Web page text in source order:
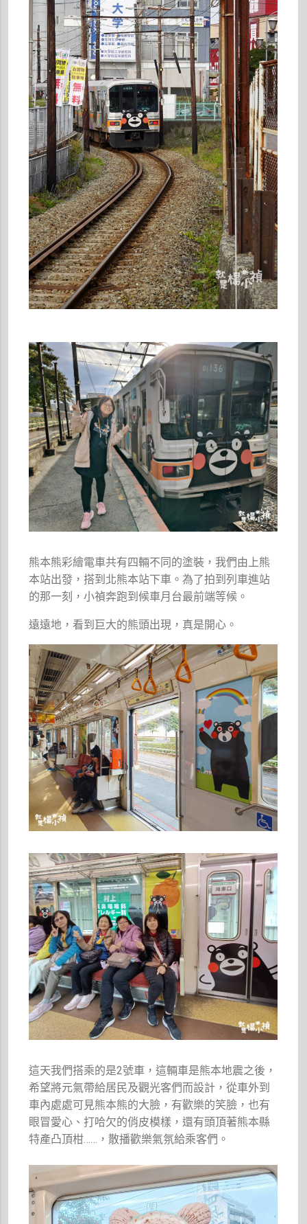
熊本熊彩繪電車共有四輛不同的塗裝，我們由上熊
本站出發，搭到北熊本站下車。為了拍到列車進站
的那一刻，小禎奔跑到候車月台最前端等候。
遠遠地，看到巨大的熊頭出現，真是開心。
這天我們搭乘的是2號車，這輛車是熊本地震之後，
希望將元氣帶給居民及觀光客們而設計，從車外到
車內處處可見熊本熊的大臉，有歡樂的笑臉，也有
眼冒愛心、打哈欠的俏皮模樣，還有頭頂著熊本縣
特產凸頂柑……，散播歡樂氣氛給乘客們。